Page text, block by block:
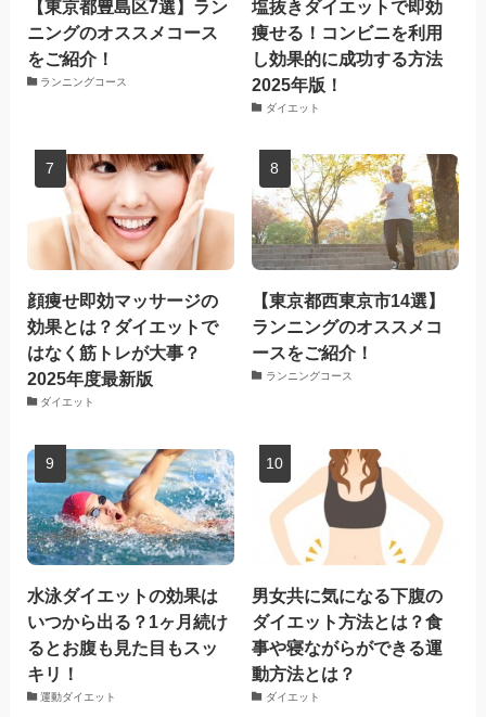
【東京都豊島区7選】ラン
ニングのオススメコース
をご紹介！
ランニングコース
塩抜きダイエットで即効
痩せる！コンビニを利用
し効果的に成功する方法
2025年版！
ダイエット
顔痩せ即効マッサージの
効果とは？ダイエットで
はなく筋トレが大事？
2025年度最新版
ダイエット
【東京都西東京市14選】
ランニングのオススメコ
ースをご紹介！
ランニングコース
水泳ダイエットの効果は
いつから出る？1ヶ月続け
るとお腹も見た目もスッ
キリ！
運動ダイエット
男女共に気になる下腹の
ダイエット方法とは？食
事や寝ながらができる運
動方法とは？
ダイエット